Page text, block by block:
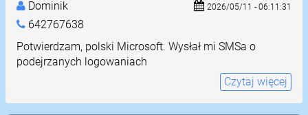
Dominik
642767638
2026/05/11 - 06:11:31
Potwierdzam, polski Microsoft. Wysłał mi SMSa o
podejrzanych logowaniach
Czytaj więcej